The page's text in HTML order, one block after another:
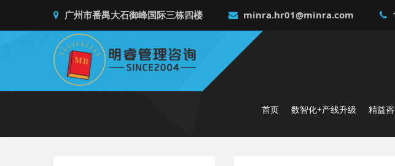
广州市番禺大石御峰国际三栋四楼 minra.hr01@minra.com
首页 数智化+产线升级 精益